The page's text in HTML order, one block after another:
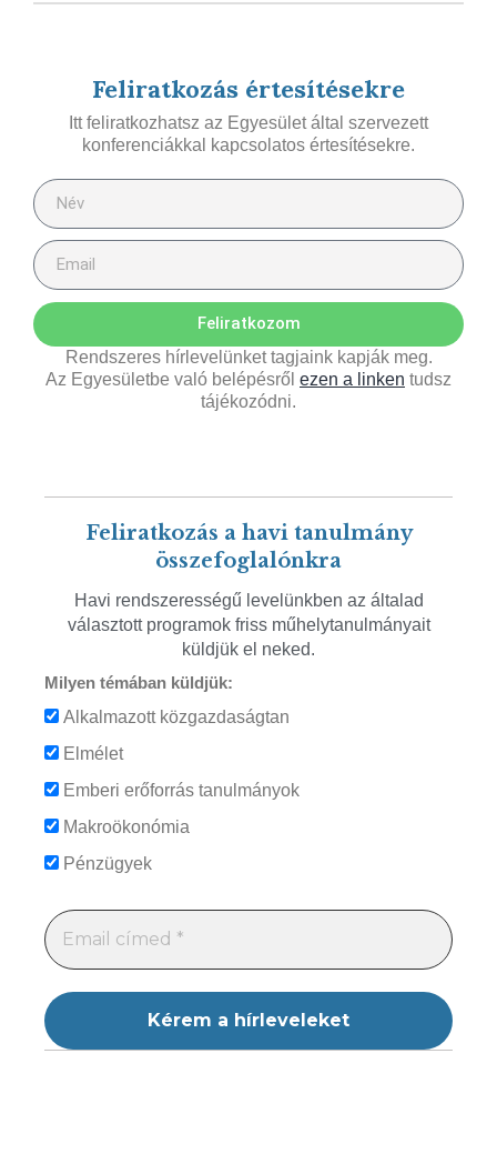
Feliratkozás értesítésekre
Itt feliratkozhatsz az Egyesület által szervezett
konferenciákkal kapcsolatos értesítésekre.
Feliratkozom
Rendszeres hírlevelünket tagjaink kapják meg.
Az Egyesületbe való belépésről ezen a linken tudsz
tájékozódni.
Feliratkozás a havi tanulmány
összefoglalónkra
Havi rendszerességű levelünkben az általad
választott programok friss műhelytanulmányait
küldjük el neked.
Milyen témában küldjük:
Alkalmazott közgazdaságtan
Elmélet
Emberi erőforrás tanulmányok
Makroökonómia
Pénzügyek